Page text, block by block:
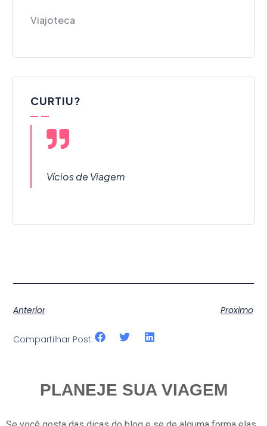
Viajoteca
CURTIU?
Vícios de Viagem
Anterior Proximo
Compartilhar Post:
PLANEJE SUA VIAGEM